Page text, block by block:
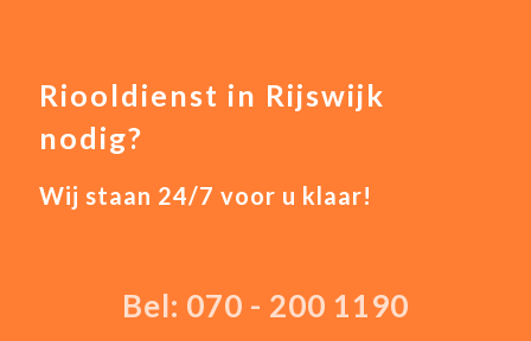
Riooldienst in Rijswijk
nodig?
Wij staan 24/7 voor u klaar!
Bel: 070 - 200 1190